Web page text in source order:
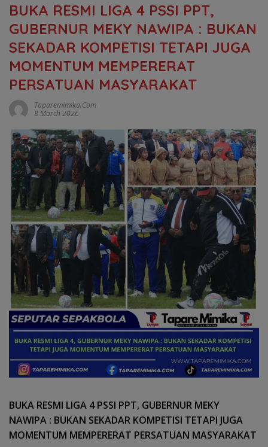
BUKA RESMI LIGA 4 PSSI PPT,
GUBERNUR MEKY NAWIPA : BUKAN
SEKADAR KOMPETISI TETAPI JUGA
MOMENTUM MEMPERERAT
PERSATUAN MASYARAKAT
Taparemimika.com
8 March 2026
BUKA RESMI LIGA 4 PSSI PPT, GUBERNUR MEKY
NAWIPA : BUKAN SEKADAR KOMPETISI TETAPI JUGA
MOMENTUM MEMPERERAT PERSATUAN MASYARAKAT